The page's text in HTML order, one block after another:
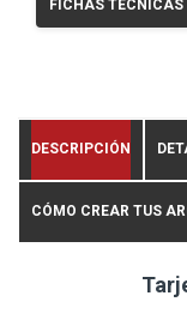
FICHAS TÉCNICAS
DESCRIPCIÓN
CÓMO CREAR TUS